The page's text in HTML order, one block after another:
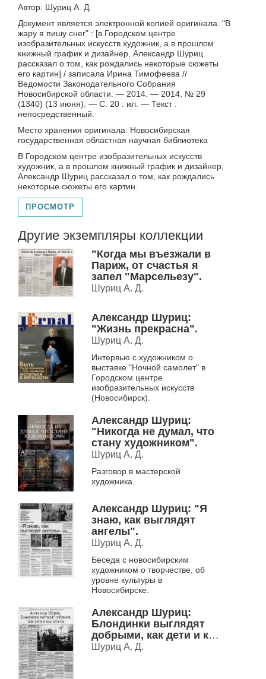
Автор: Шуриц А. Д.
Документ является электронной копией оригинала: "В
жару я пишу снег" : [в Городском центре
изобразительных искусств художник, а в прошлом
книжный график и дизайнер, Александр Шуриц
рассказал о том, как рождались некоторые сюжеты
его картин] / записала Ирина Тимофеева //
Ведомости Законодательного Собрания
Новосибирской области. — 2014. — 2014, № 29
(1340) (13 июня). — С. 20 : ил. — Текст :
непосредственный.
Место хранения оригинала: Новосибирская
государственная областная научная библиотека
В Городском центре изобразительных искусств
художник, а в прошлом книжный график и дизайнер,
Александр Шуриц рассказал о том, как рождались
некоторые сюжеты его картин.
ПРОСМОТР
Другие экземпляры коллекции
"Когда мы въезжали в
Париж, от счастья я
запел "Марсельезу".
Шуриц А. Д.
Александр Шуриц:
"Жизнь прекрасна".
Шуриц А. Д.
Интервью с художником о
выставке "Ночной самолет" в
Городском центре
изобразительных искусств
(Новосибирск).
Александр Шуриц:
"Никогда не думал, что
стану художником".
Шуриц А. Д.
Разговор в мастерской
художника.
Александр Шуриц: "Я
знаю, как выглядят
ангелы".
Шуриц А. Д.
Беседа с новосибирским
художником о творчестве, об
уровне культуры в
Новосибирске.
Александр Шуриц:
Блондинки выглядят
добрыми, как дети и как
ангелы.
Шуриц А. Д.